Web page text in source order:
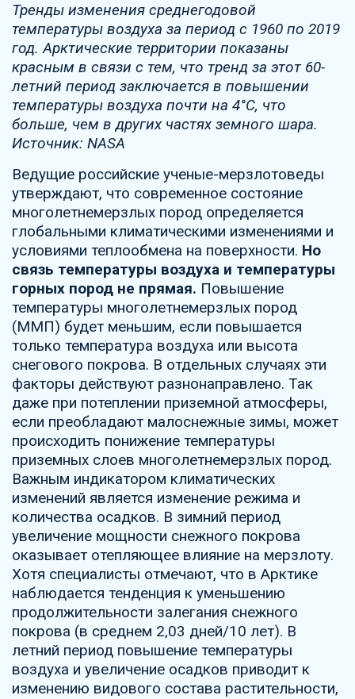
Тренды изменения среднегодовой
температуры воздуха за период с 1960 по 2019
год. Арктические территории показаны
красным в связи с тем, что тренд за этот 60-
летний период заключается в повышении
температуры воздуха почти на 4°C, что
больше, чем в других частях земного шара.
Источник: NASA
Ведущие российские ученые-мерзлотоведы
утверждают, что современное состояние
многолетнемерзлых пород определяется
глобальными климатическими изменениями и
условиями теплообмена на поверхности. Но
связь температуры воздуха и температуры
горных пород не прямая. Повышение
температуры многолетнемерзлых пород
(ММП) будет меньшим, если повышается
только температура воздуха или высота
снегового покрова. В отдельных случаях эти
факторы действуют разнонаправлено. Так
даже при потеплении приземной атмосферы,
если преобладают малоснежные зимы, может
происходить понижение температуры
приземных слоев многолетнемерзлых пород.
Важным индикатором климатических
изменений является изменение режима и
количества осадков. В зимний период
увеличение мощности снежного покрова
оказывает отепляющее влияние на мерзлоту.
Хотя специалисты отмечают, что в Арктике
наблюдается тенденция к уменьшению
продолжительности залегания снежного
покрова (в среднем 2,03 дней/10 лет). В
летний период повышение температуры
воздуха и увеличение осадков приводит к
изменению видового состава растительности,